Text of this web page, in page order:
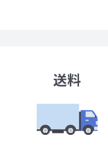
送料